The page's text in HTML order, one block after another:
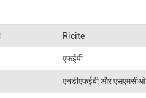
Ricite
एफईपी
एनडीएफईबी और एसएमसीओ